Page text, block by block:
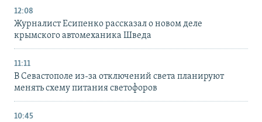
12:08
Журналист Есипенко рассказал о новом деле
крымского автомеханика Шведа
11:11
В Севастополе из-за отключений света планируют
менять схему питания светофоров
10:45